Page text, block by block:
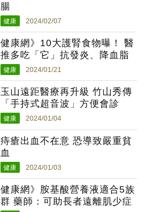
腸
健康 2024/02/07
健康網》10大護腎食物曝！ 醫
推多吃「它」抗發炎、降血脂
健康 2024/01/21
玉山遠距醫療再升級 竹山秀傳
「手持式超音波」方便會診
健康 2024/01/04
痔瘡出血不在意 恐導致嚴重貧
血
健康 2024/01/03
健康網》胺基酸營養液適合5族
群 藥師：可助長者遠離肌少症